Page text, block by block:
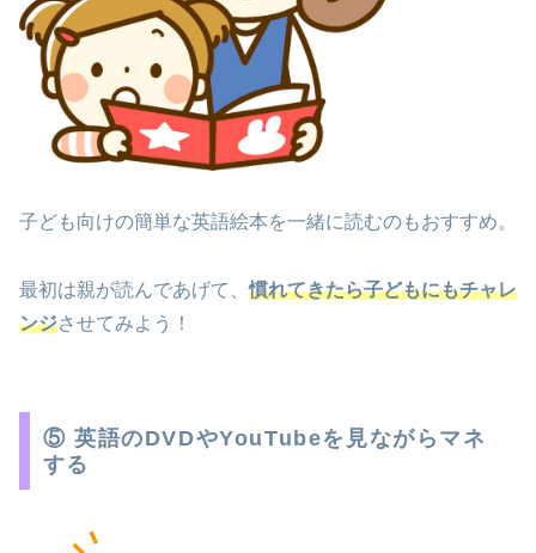
子ども向けの簡単な英語絵本を一緒に読むのもおすすめ。
最初は親が読んであげて、慣れてきたら子どもにもチャレ
ンジさせてみよう！
⑤ 英語のDVDやYouTubeを見ながらマネ
する